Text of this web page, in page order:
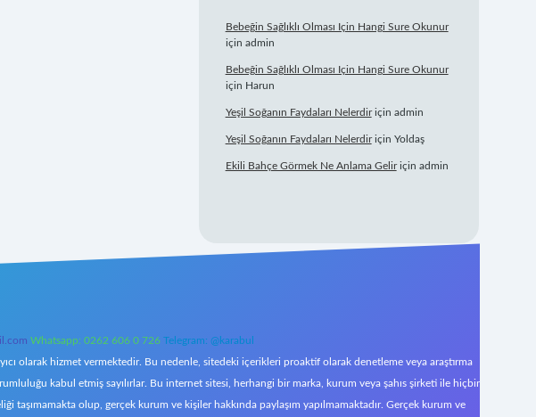
Bebeğin Sağlıklı Olması Için Hangi Sure Okunur
için admin
Bebeğin Sağlıklı Olması Için Hangi Sure Okunur
için Harun
Yeşil Soğanın Faydaları Nelerdiriçin admin
Yeşil Soğanın Faydaları Nelerdiriçin Yoldaş
Ekili Bahçe Görmek Ne Anlama Geliriçin admin
Whatsapp: 0262 606 0 726 Telegram: @karabul
olarak hizmet vermektedir. Bu nedenle, sitedeki içerikleri proaktif olarak denetleme veya araştırma
kabul etmiş sayılırlar. Bu internet sitesi, herhangi bir marka, kurum veya şahıs şirketi ile hiçbir
taşımamakta olup, gerçek kurum ve kişiler hakkında paylaşım yapılmamaktadır. Gerçek kurum ve